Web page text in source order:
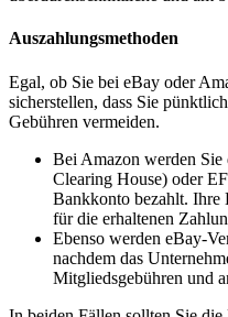
Auszahlungsmethoden
Egal, ob Sie bei eBay oder
sicherstellen, dass Sie
Gebühren vermeiden.
Bei Amazon werden
Clearing House) oder
Bankkonto bezahlt. Ihre
für die erhaltenen
Ebenso werden eBay-
nachdem das
Mitgliedsgebühren und